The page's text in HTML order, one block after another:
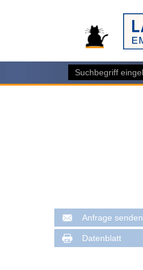
Anfrage senden
Datenblatt